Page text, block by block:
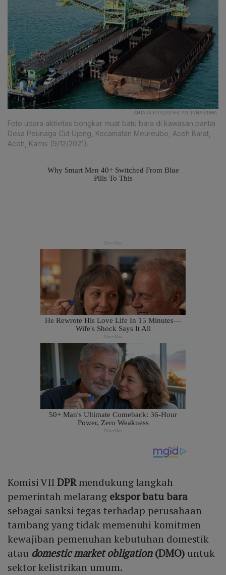
ANTARA FOTO/SYIFA YULINNAS/RWA.
Foto udara aktivitas bongkar muat batu bara di kawasan pantai
Desa Peunaga Cut Ujong, Kecamatan Meureubo, Aceh Barat,
Aceh, Kamis (9/12/2021).
Komisi VIIDPRmendukung langkah
pemerintah melarang eksporbatu bara
sebagai sanksi tegas terhadap perusahaan
tambang yang tidak memenuhi komitmen
kewajiban pemenuhan kebutuhan domestik
atau domestic market obligation(DMO) untuk
sektor kelistrikan umum.